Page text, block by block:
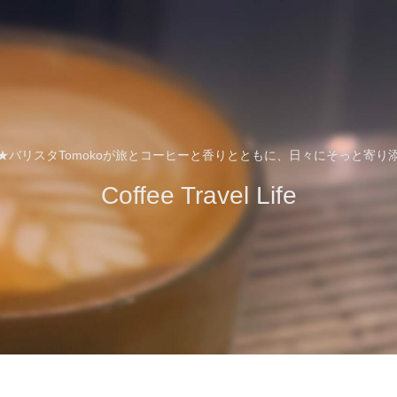
バリスタTomokoが旅とコーヒーと香りとともに、日々にそっと寄り
Coffee Travel Life